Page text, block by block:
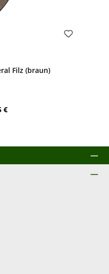
Filz (braun)
Preis:
€